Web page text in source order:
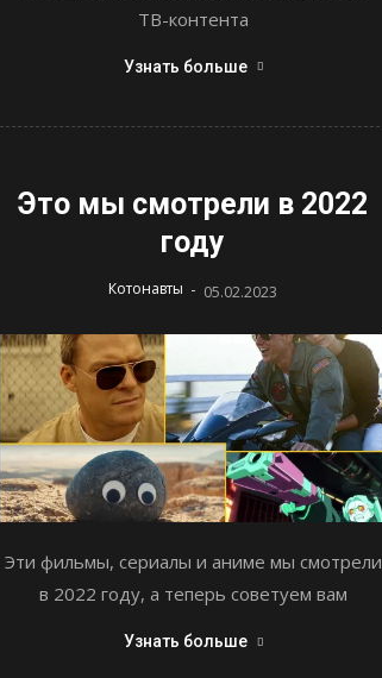
ТВ-контента
Узнать больше
Это мы смотрели в 2022
году
Котонавты - 05.02.2023
Эти фильмы, сериалы и аниме мы смотрели
в 2022 году, а теперь советуем вам
Узнать больше